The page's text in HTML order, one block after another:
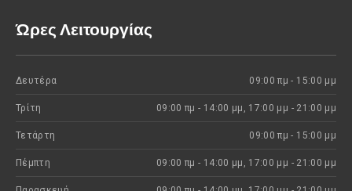
Ώρες Λειτουργίας
Δευτέρα 09:00 πμ - 15:00 μμ
Τρίτη 09:00 πμ - 14:00 μμ, 17:00 μμ - 21:00 μμ
Τετάρτη 09:00 πμ - 15:00 μμ
Πέμπτη 09:00 πμ - 14:00 μμ, 17:00 μμ - 21:00 μμ